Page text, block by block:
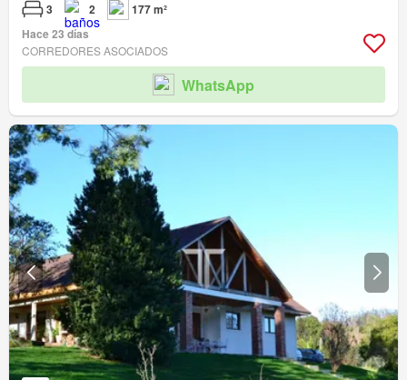
3 2
177 m²
Hace 23 días
CORREDORES ASOCIADOS
WhatsApp